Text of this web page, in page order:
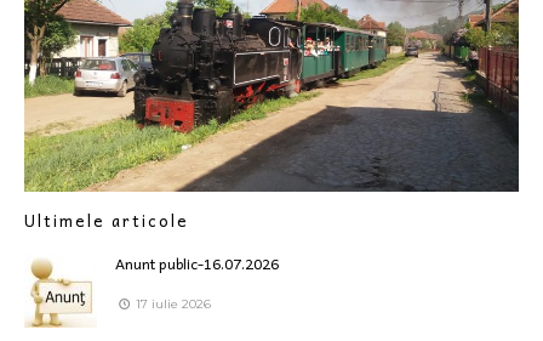
Ultimele articole
Anunt public-16.07.2026
17 iulie 2026